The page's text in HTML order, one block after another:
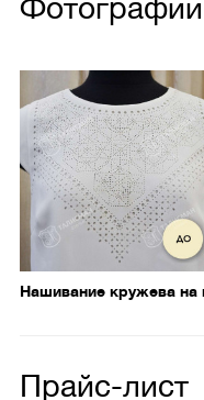
Нашивание кружева на
Прайс-лист